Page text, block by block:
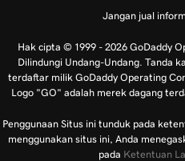
Jangan jual
Hak cipta © 1999 - 2026 GoDaddy
Dilindungi Undang-Undang. Tanda
terdaftar milik GoDaddy Operating
Logo "GO" adalah merek dagang
Penggunaan Situs ini tunduk pada
menggunakan situs ini, Anda
pada Ketentuan